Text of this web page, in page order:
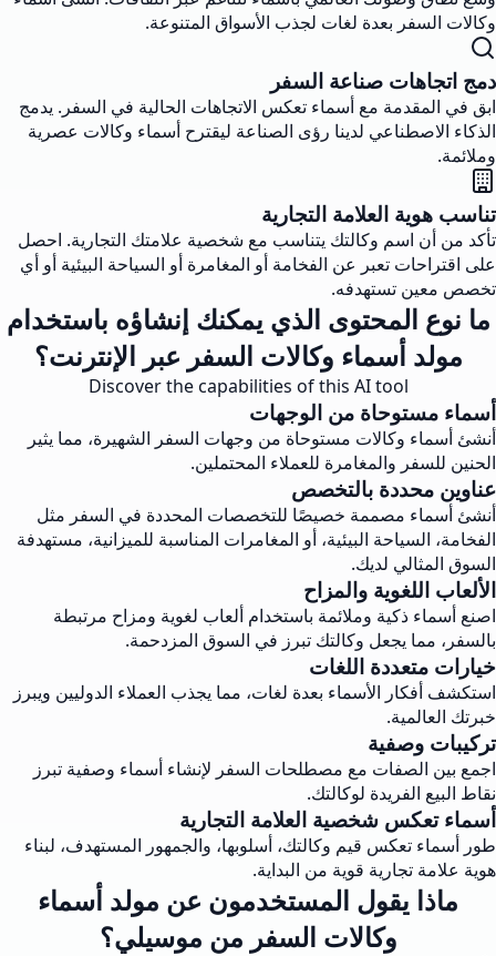
وكالات السفر بعدة لغات لجذب الأسواق المتنوعة.
دمج اتجاهات صناعة السفر
ابق في المقدمة مع أسماء تعكس الاتجاهات الحالية في السفر. يدمج
الذكاء الاصطناعي لدينا رؤى الصناعة ليقترح أسماء وكالات عصرية
وملائمة.
تناسب هوية العلامة التجارية
تأكد من أن اسم وكالتك يتناسب مع شخصية علامتك التجارية. احصل
على اقتراحات تعبر عن الفخامة أو المغامرة أو السياحة البيئية أو أي
تخصص معين تستهدفه.
ما نوع المحتوى الذي يمكنك إنشاؤه باستخدام
مولد أسماء وكالات السفر عبر الإنترنت؟
Discover the capabilities of this AI tool
أسماء مستوحاة من الوجهات
أنشئ أسماء وكالات مستوحاة من وجهات السفر الشهيرة، مما يثير
الحنين للسفر والمغامرة للعملاء المحتملين.
عناوين محددة بالتخصص
أنشئ أسماء مصممة خصيصًا للتخصصات المحددة في السفر مثل
الفخامة، السياحة البيئية، أو المغامرات المناسبة للميزانية، مستهدفة
السوق المثالي لديك.
الألعاب اللغوية والمزاح
اصنع أسماء ذكية وملائمة باستخدام ألعاب لغوية ومزاح مرتبطة
بالسفر، مما يجعل وكالتك تبرز في السوق المزدحمة.
خيارات متعددة اللغات
استكشف أفكار الأسماء بعدة لغات، مما يجذب العملاء الدوليين ويبرز
خبرتك العالمية.
تركيبات وصفية
اجمع بين الصفات مع مصطلحات السفر لإنشاء أسماء وصفية تبرز
نقاط البيع الفريدة لوكالتك.
أسماء تعكس شخصية العلامة التجارية
طور أسماء تعكس قيم وكالتك، أسلوبها، والجمهور المستهدف، لبناء
هوية علامة تجارية قوية من البداية.
ماذا يقول المستخدمون عن مولد أسماء
وكالات السفر من موسيلي؟